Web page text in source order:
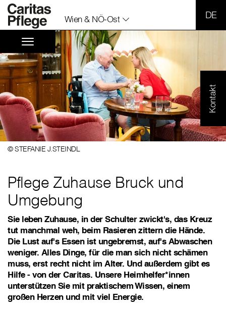
Wien & NÖ-Ost
Kontakt
© STEFANIE J.STEINDL
Pflege Zuhause Bruck und
Umgebung
Sie leben Zuhause, in der Schulter zwickt's, das Kreuz
tut manchmal weh, beim Rasieren zittern die Hände.
Die Lust auf's Essen ist ungebremst, auf's Abwaschen
weniger. Alles Dinge, für die man sich nicht schämen
muss, erst recht nicht im Alter. Und außerdem gibt es
Hilfe - von der Caritas. Unsere Heimhelfer*innen
unterstützen Sie mit praktischem Wissen, einem
großen Herzen und mit viel Energie.